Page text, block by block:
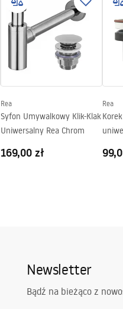
380
mm
Rea
Syfon Umywalkowy Klik-Klak
Uniwersalny Rea Chrom
169,00 zł
Rea
Newsletter
Bądź na bieżąco z